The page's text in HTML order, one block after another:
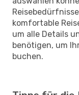
komfortable
um alle Details
benötigen, um
buchen.